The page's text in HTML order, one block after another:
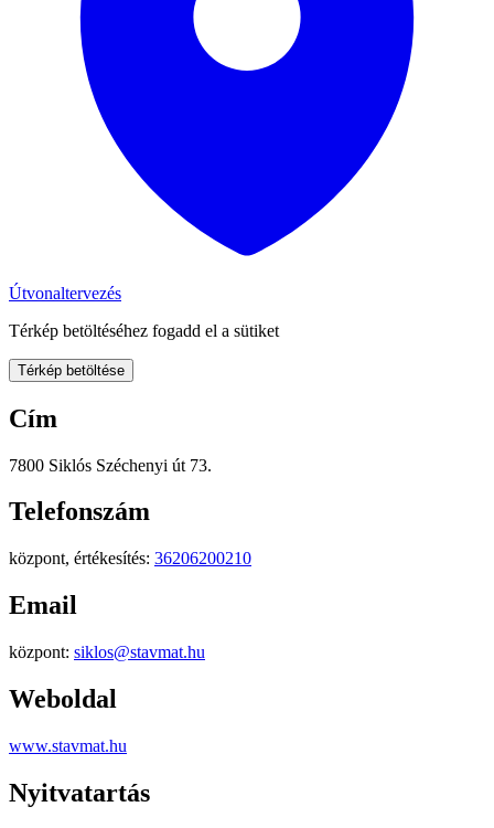
Útvonaltervezés
Térkép betöltéséhez fogadd el a sütiket
Térkép betöltése
Cím
7800 Siklós Széchenyi út 73.
Telefonszám
központ, értékesítés: 36206200210
Email
központ: siklos@stavmat.hu
Weboldal
www.stavmat.hu
Nyitvatartás